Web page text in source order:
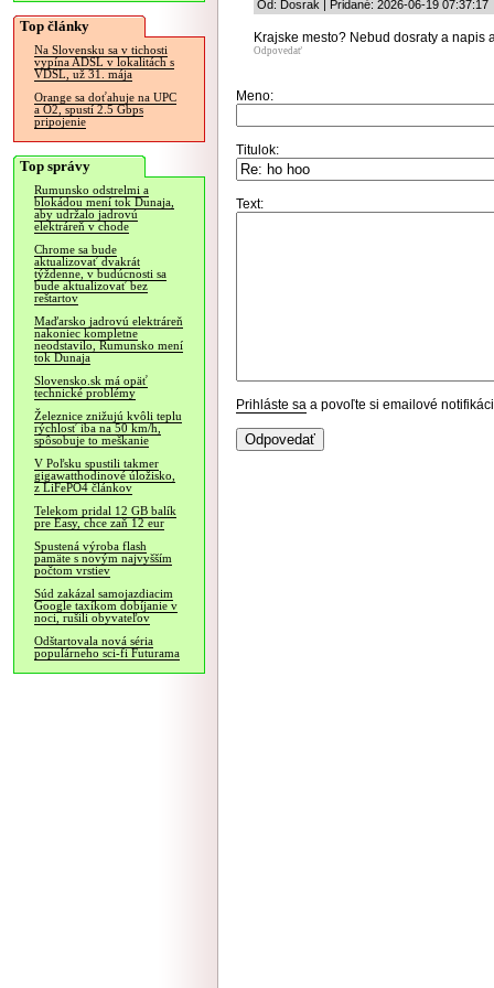
Top články
Na Slovensku sa v tichosti
vypína ADSL v lokalitách s
VDSL, už 31. mája
Orange sa doťahuje na UPC
a O2, spustí 2.5 Gbps
pripojenie
Top správy
Rumunsko odstrelmi a
blokádou mení tok Dunaja,
aby udržalo jadrovú
elektráreň v chode
Chrome sa bude
aktualizovať dvakrát
týždenne, v budúcnosti sa
bude aktualizovať bez
reštartov
Maďarsko jadrovú elektráreň
nakoniec kompletne
neodstavilo, Rumunsko mení
tok Dunaja
Slovensko.sk má opäť
technické problémy
Železnice znižujú kvôli teplu
rýchlosť iba na 50 km/h,
spôsobuje to meškanie
V Poľsku spustili takmer
gigawatthodinové úložisko,
z LiFePO4 článkov
Telekom pridal 12 GB balík
pre Easy, chce zaň 12 eur
Spustená výroba flash
pamäte s novým najvyšším
počtom vrstiev
Súd zakázal samojazdiacim
Google taxíkom dobíjanie v
noci, rušili obyvateľov
Odštartovala nová séria
populárneho sci-fi Futurama
Od: Dosrak | Pridané: 2026-06-19 07:37:17
Krajske mesto? Nebud dosraty a napis
Odpovedať
Meno:
Titulok:
Text:
Prihláste sa a povoľte si emailové